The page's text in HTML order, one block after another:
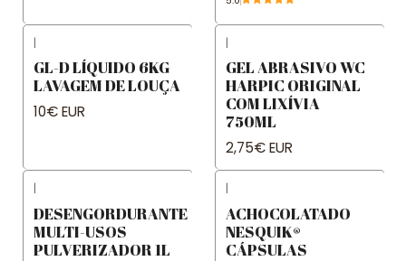
|
GL-D LÍQUIDO 6KG
LAVAGEM DE LOUÇA
10€ EUR
|
GEL ABRASIVO WC
HARPIC ORIGINAL
COM LIXÍVIA
750ML
2,75€ EUR
|
DESENGORDURANTE
MULTI-USOS
PULVERIZADOR 1L
|
ACHOCOLATADO
NESQUIK®
CÁPSULAS